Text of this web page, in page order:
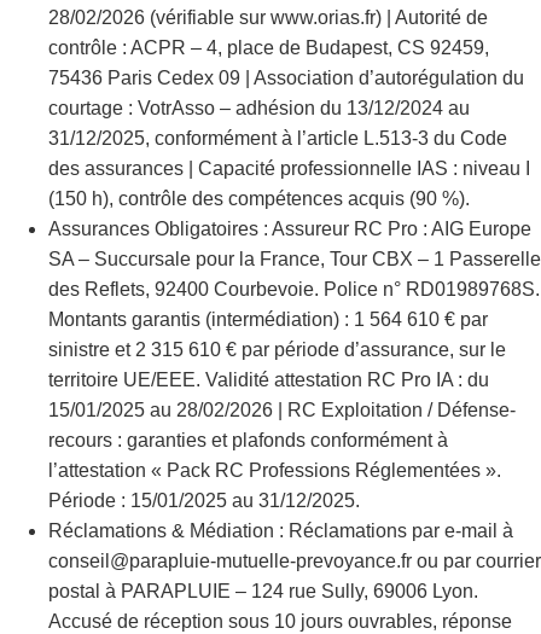
28/02/2026 (vérifiable sur www.orias.fr) | Autorité de
contrôle : ACPR – 4, place de Budapest, CS 92459,
75436 Paris Cedex 09 | Association d’autorégulation du
courtage : VotrAsso – adhésion du 13/12/2024 au
31/12/2025, conformément à l’article L.513-3 du Code
des assurances | Capacité professionnelle IAS : niveau I
(150 h), contrôle des compétences acquis (90 %).
Assurances Obligatoires : Assureur RC Pro : AIG Europe
SA – Succursale pour la France, Tour CBX – 1 Passerelle
des Reflets, 92400 Courbevoie. Police n° RD01989768S.
Montants garantis (intermédiation) : 1 564 610 € par
sinistre et 2 315 610 € par période d’assurance, sur le
territoire UE/EEE. Validité attestation RC Pro IA : du
15/01/2025 au 28/02/2026 | RC Exploitation / Défense-
recours : garanties et plafonds conformément à
l’attestation « Pack RC Professions Réglementées ».
Période : 15/01/2025 au 31/12/2025.
Réclamations & Médiation : Réclamations par e-mail à
conseil@parapluie-mutuelle-prevoyance.fr ou par courrier
postal à PARAPLUIE – 124 rue Sully, 69006 Lyon.
Accusé de réception sous 10 jours ouvrables, réponse